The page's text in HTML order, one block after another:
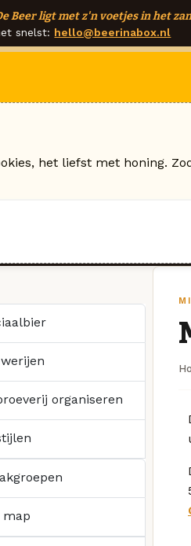
Beer ligt met z'n voetjes in het
snelst: hello@beerinabox.nl
organiseren
map
het liefst met honing.